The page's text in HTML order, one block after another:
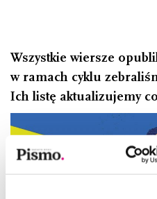
Wszystkie wiersze
w ramach cyklu
Ich listę aktualizujemy